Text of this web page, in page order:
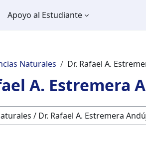
Apoyo al Estudiante
Naturales Dr. Rafael A.
A. Estremera